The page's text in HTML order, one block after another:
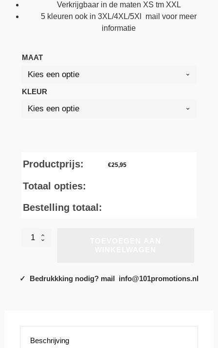
Verkrijgbaar in de maten XS tm XXL
5 kleuren ook in 3XL/4XL/5Xl mail voor meer
informatie
MAAT
KLEUR
Productprijs: €25,95
Totaal opties:
Bestelling totaal:
AWDis
✓ Bedrukkking nodig? mail info@101promotions.nl
Beschrijving